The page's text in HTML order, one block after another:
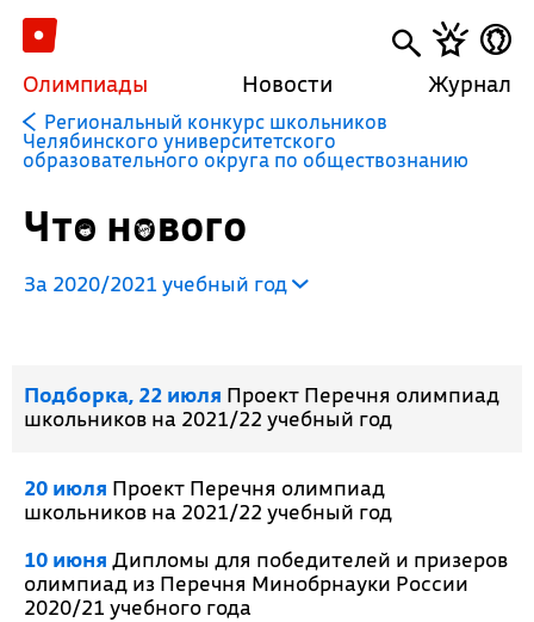
Олимпиады Новости Журнал
Региональный конкурс школьников
Челябинского университетского
образовательного округа по обществознанию
Что нового
За 2020/2021 учебный год
Подборка, 22 июля Проект Перечня олимпиад
школьников на 2021/22 учебный год
20 июля Проект Перечня олимпиад
школьников на 2021/22 учебный год
10 июня Дипломы для победителей и призеров
олимпиад из Перечня Минобрнауки России
2020/21 учебного года